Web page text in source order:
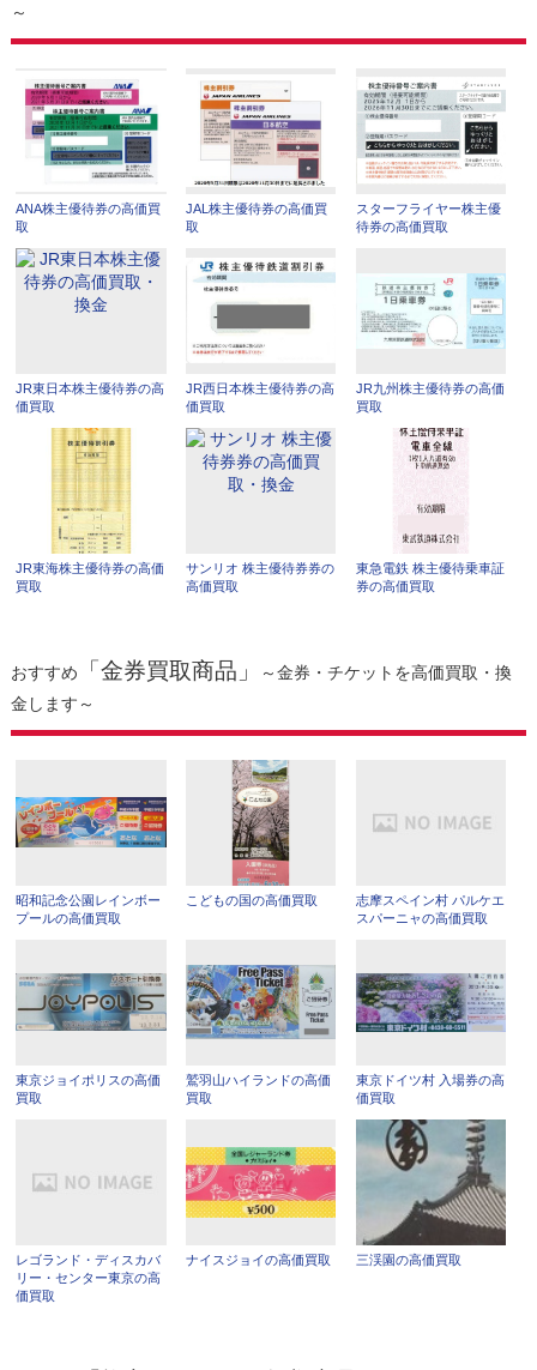
～
ANA株主優待券の高価買
取
JAL株主優待券の高価買
取
スターフライヤー株主優
待券の高価買取
JR東日本株主優待券の高
価買取
JR西日本株主優待券の高
価買取
JR九州株主優待券の高価
買取
JR東海株主優待券の高価
買取
サンリオ 株主優待券券の
高価買取
東急電鉄 株主優待乗車証
券の高価買取
おすすめ 「金券買取商品」
～金券・チケットを高価買取・換
金します～
昭和記念公園レインボー
プールの高価買取
こどもの国の高価買取
志摩スペイン村 パルケエ
スパーニャの高価買取
東京ジョイポリスの高価
買取
鷲羽山ハイランドの高価
買取
東京ドイツ村 入場券の高
価買取
レゴランド・ディスカバ
リー・センター東京の高
価買取
ナイスジョイの高価買取 三渓園の高価買取